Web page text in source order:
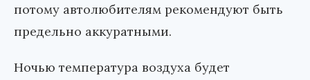
потому автолюбителям рекомендуют быть
предельно аккуратными.
Ночью температура воздуха будет